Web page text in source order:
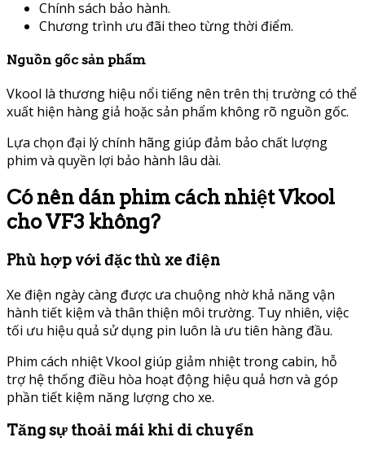
Chính sách bảo hành.
Chương trình ưu đãi theo từng thời điểm.
Nguồn gốc sản phẩm
Vkool là thương hiệu nổi tiếng nên trên thị trường có thể
xuất hiện hàng giả hoặc sản phẩm không rõ nguồn gốc.
Lựa chọn đại lý chính hãng giúp đảm bảo chất lượng
phim và quyền lợi bảo hành lâu dài.
Có nên dán phim cách nhiệt Vkool
cho VF3 không?
Phù hợp với đặc thù xe điện
Xe điện ngày càng được ưa chuộng nhờ khả năng vận
hành tiết kiệm và thân thiện môi trường. Tuy nhiên, việc
tối ưu hiệu quả sử dụng pin luôn là ưu tiên hàng đầu.
Phim cách nhiệt Vkool giúp giảm nhiệt trong cabin, hỗ
trợ hệ thống điều hòa hoạt động hiệu quả hơn và góp
phần tiết kiệm năng lượng cho xe.
Tăng sự thoải mái khi di chuyển